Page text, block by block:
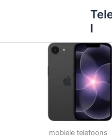
inhoud
l
mobiele telefoons